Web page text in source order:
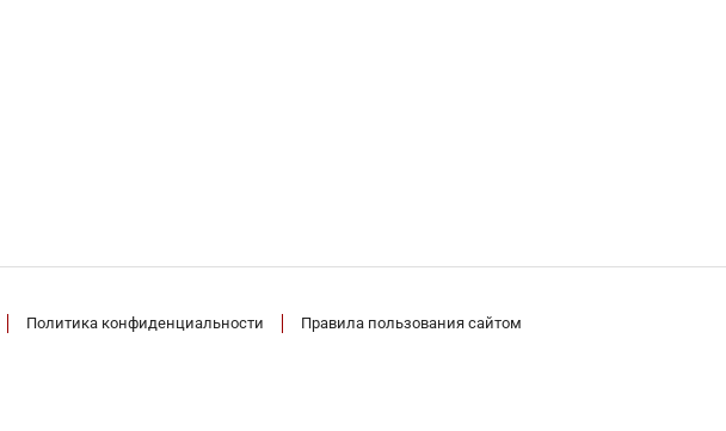
Политика конфиденциальности Правила пользования сайтом